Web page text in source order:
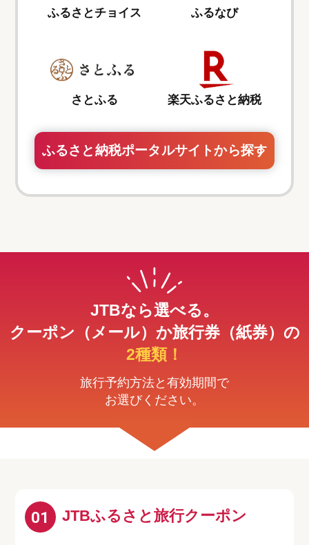
ふるさとチョイス ふるなび
さとふる 楽天ふるさと納税
ふるさと納税ポータルサイトから探す
JTBなら選べる。
クーポン（メール）か旅行券（紙券）の
2種類！
旅行予約方法と有効期間で
お選びください。
01 JTBふるさと旅行クーポン